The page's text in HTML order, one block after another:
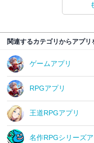
関連するカテゴリからアプリ
ゲームアプリ
RPGアプリ
王道RPGアプリ
名作RPGシリーズア